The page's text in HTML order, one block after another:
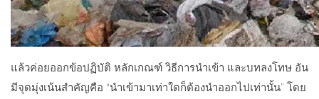
แล้วค่อยออกข้อปฏิบัติ หลักเกณฑ์ วิธีการนำเข้า และบทลงโทษ อัน
มีจุดมุ่งเน้นสำคัญคือ “นำเข้ามาเท่าใดก็ต้องนำออกไปเท่านั้น” โดย